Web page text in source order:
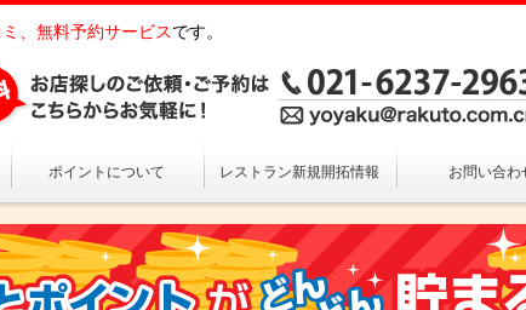
、無料予約サービスです。
ポイントについて レストラン新規開拓情報 お問い合わ